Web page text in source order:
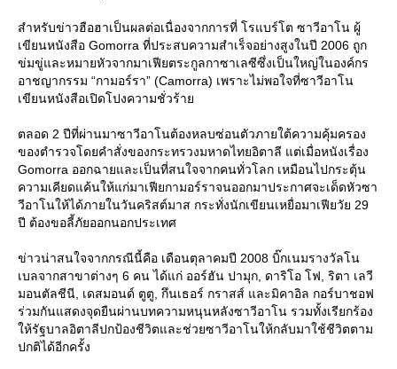
สำหรับข่าวฮือฮาเป็นผลต่อเนื่องจากการที่ โรแบร์โต ซาวีอาโน ผู้
เขียนหนังสือ Gomorra ที่ประสบความสำเร็จอย่างสูงในปี 2006 ถูก
ข่มขู่และหมายหัวจากมาเฟียตระกูลกาซาเลซีซึ่งเป็นใหญ่ในองค์กร
อาชญากรรม “กามอร์รา” (Camorra) เพราะไม่พอใจที่ซาวีอาโน
เขียนหนังสือเปิดโปงความชั่วร้า
ตลอด 2 ปีที่ผ่านมาซาวีอาโนต้องหลบซ่อนตัวภายใต้ความคุ้มครอง
ของตำรวจโดยคำสั่งของกระทรวงมหาดไทยอิตาลี แต่เมื่อหนังเรื่อง
Gomorra ออกฉายและเป็นที่สนใจจากคนทั่วโลก เหมือนไปกระตุ้น
ความเคียดแค้นให้แก่มาเฟียกามอร์ราจนออกมาประกาศจะเด็ดหัวซา
วีอาโนให้ได้ภายในวันคริสต์มาส กระทั่งนักเขียนเหยื่อมาเฟียวัย 29
ปี ต้องขอลี้ภัยออกนอกประเทศ
ข่าวน่าสนใจจากกรณีนี้คือ เดือนตุลาคมปี 2008 บิ๊กเนมรางวัลโน
เบลจากสาขาต่างๆ 6 คน ได้แก่ ออร์ฮัน ปามุก, ดาริโอ โฟ, ริตา เลวี
มอนตัลชีนี, เดสมอนด์ ตูตู, กึนเธอร์ กราสส์ และมิคาอิล กอร์บาชอฟ
ร่วมกันแสดงจุดยืนผ่านบทความหนุนหลังซาวีอาโน รวมทั้งเรียกร้อง
ห้รัฐบาลอิตาลีปกป้องชีวิตและช่วยซาวีอาโนให้กลับมาใช้ชีวิตตาม
ปกติได้อีกครั้ง